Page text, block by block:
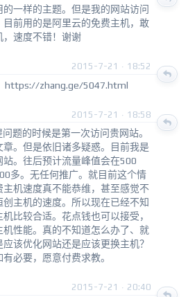
一样的主题。但是我的网站访问
目前用的是阿里云的免费主机，敢
，速度不错！谢谢
2015-7-21 · 18:52
https://zhang.ge/5047.html
2015-7-21 · 18:58
题的时候是第一次访问贵网站。
章。但是依旧诸多疑惑。目前我是
。往后预计流量峰值会在500
多。无任何推广。就目前这个情
主机速度真不能恭维，甚至感觉不
主机的速度。所以现在已经不知
比较合适。花点钱也可以接受，
机性能。真的不知道怎么办了、就
该优化网站还是应该更换主机？
必要，愿意付费求教。
2015-7-21 · 20:40